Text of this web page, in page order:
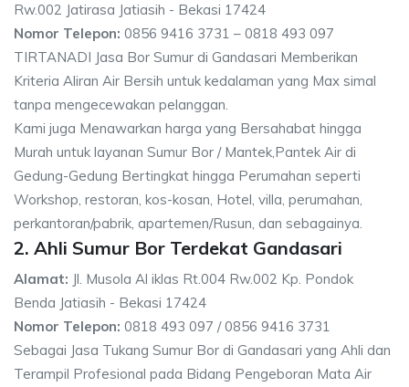
Rw.002 Jatirasa Jatiasih - Bekasi 17424
Nomor Telepon: 0856 9416 3731 – 0818 493 097
TIRTANADI Jasa Bor Sumur di Gandasari Memberikan
Kriteria Aliran Air Bersih untuk kedalaman yang Max simal
tanpa mengecewakan pelanggan.
Kami juga Menawarkan harga yang Bersahabat hingga
Murah untuk layanan Sumur Bor / Mantek,Pantek Air di
Gedung-Gedung Bertingkat hingga Perumahan seperti
Workshop, restoran, kos-kosan, Hotel, villa, perumahan,
perkantoran/pabrik, apartemen/Rusun, dan sebagainya.
2. Ahli Sumur Bor Terdekat Gandasari
Alamat: Jl. Musola Al iklas Rt.004 Rw.002 Kp. Pondok
Benda Jatiasih - Bekasi 17424
Nomor Telepon: 0818 493 097 / 0856 9416 3731
Sebagai Jasa Tukang Sumur Bor di Gandasari yang Ahli dan
Terampil Profesional pada Bidang Pengeboran Mata Air